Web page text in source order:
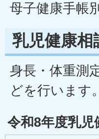
母子健康手帳
乳児健康相
身長・体重測
どを行います
令和8年度乳児